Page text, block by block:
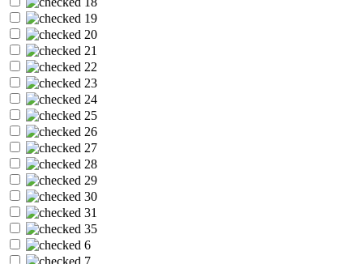
19
20
21
22
23
24
25
26
27
28
29
30
31
35
6
7